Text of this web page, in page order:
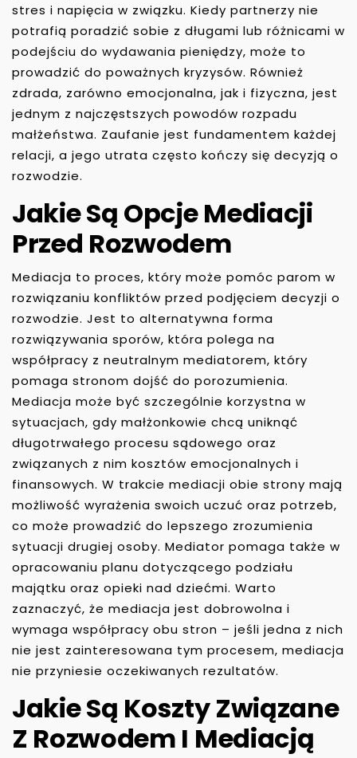
stres i napięcia w związku. Kiedy partnerzy nie
potrafią poradzić sobie z długami lub różnicami w
podejściu do wydawania pieniędzy, może to
prowadzić do poważnych kryzysów. Również
zdrada, zarówno emocjonalna, jak i fizyczna, jest
jednym z najczęstszych powodów rozpadu
małżeństwa. Zaufanie jest fundamentem każdej
relacji, a jego utrata często kończy się decyzją o
rozwodzie.
Jakie Są Opcje Mediacji
Przed Rozwodem
Mediacja to proces, który może pomóc parom w
rozwiązaniu konfliktów przed podjęciem decyzji o
rozwodzie. Jest to alternatywna forma
rozwiązywania sporów, która polega na
współpracy z neutralnym mediatorem, który
pomaga stronom dojść do porozumienia.
Mediacja może być szczególnie korzystna w
sytuacjach, gdy małżonkowie chcą uniknąć
długotrwałego procesu sądowego oraz
związanych z nim kosztów emocjonalnych i
finansowych. W trakcie mediacji obie strony mają
możliwość wyrażenia swoich uczuć oraz potrzeb,
co może prowadzić do lepszego zrozumienia
sytuacji drugiej osoby. Mediator pomaga także w
opracowaniu planu dotyczącego podziału
majątku oraz opieki nad dziećmi. Warto
zaznaczyć, że mediacja jest dobrowolna i
wymaga współpracy obu stron – jeśli jedna z nich
nie jest zainteresowana tym procesem, mediacja
nie przyniesie oczekiwanych rezultatów.
Jakie Są Koszty Związane
Z Rozwodem I Mediacją